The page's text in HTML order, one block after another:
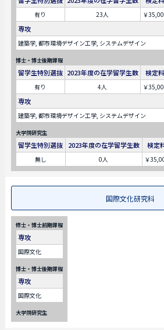
有り 23人 ￥
専攻
建築学, 都市環境デザイン工学, システムデザイン
博士・博士後期課程
留学生特別選抜 2023年度の在学留学生数 検定料
有り 4人 ￥
専攻
建築学, 都市環境デザイン工学, システムデザイン
大学院研究生
留学生特別選抜 2023年度の在学留学生数 検定
無し 0人 ￥
国際文化研究科
修士・博士前期課程
専攻
国際文化
博士・博士後期課程
専攻
国際文化
大学院研究生